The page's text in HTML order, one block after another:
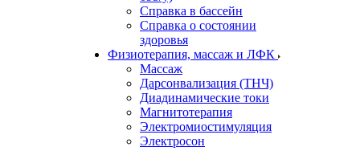
Справка в бассейн
Справка о состоянии
здоровья
Физиотерапия, массаж и ЛФК
Массаж
Дарсонвализация (ТНЧ)
Диадинамические токи
Магнитотерапия
Электромиостимуляция
Электросон